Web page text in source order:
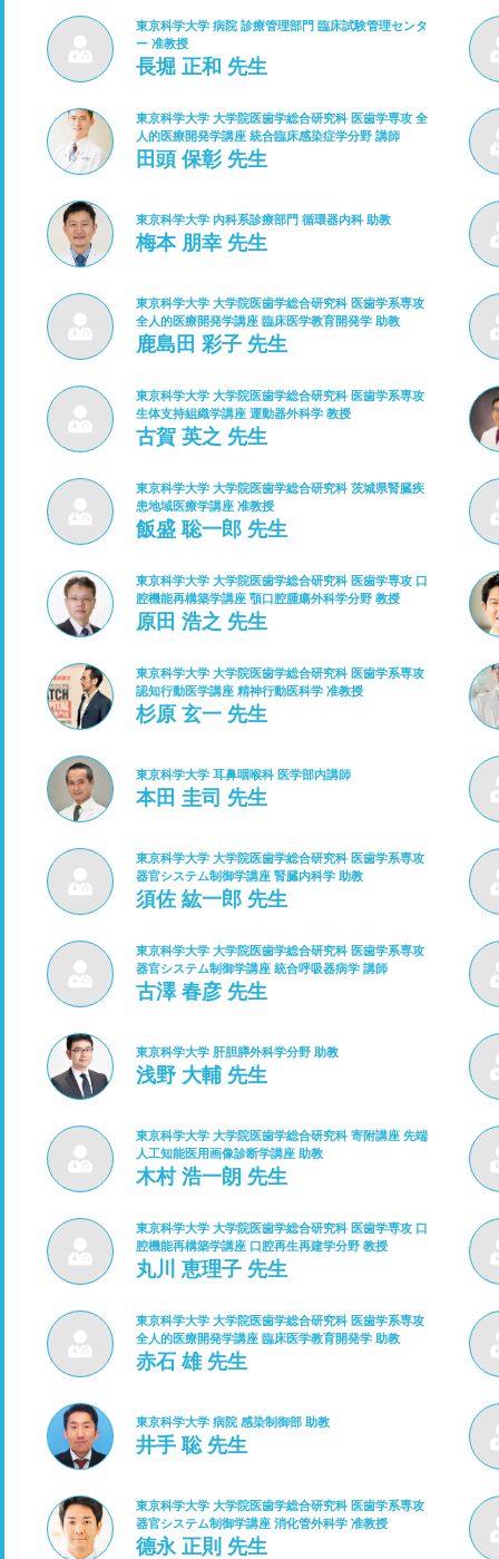
東京科学大学 病院 診療管理部門 臨床試験管理センタ
ー 准教授
長堀 正和 先生
東京科学大学 大学院医歯学総合研究科 医歯学専攻 全
人的医療開発学講座 統合臨床感染症学分野 講師
田頭 保彰 先生
東京科学大学 内科系診療部門 循環器内科 助教
梅本 朋幸 先生
東京科学大学 大学院医歯学総合研究科 医歯学系専攻
全人的医療開発学講座 臨床医学教育開発学 助教
鹿島田 彩子 先生
東京科学大学 大学院医歯学総合研究科 医歯学系専攻
生体支持組織学講座 運動器外科学 教授
古賀 英之 先生
東京科学大学 大学院医歯学総合研究科 茨城県腎臓疾
患地域医療学講座 准教授
飯盛 聡一郎 先生
東京科学大学 大学院医歯学総合研究科 医歯学専攻 口
腔機能再構築学講座 顎口腔腫瘍外科学分野 教授
原田 浩之 先生
東京科学大学 大学院医歯学総合研究科 医歯学系専攻
認知行動医学講座 精神行動医科学 准教授
杉原 玄一 先生
東京科学大学 耳鼻咽喉科 医学部内講師
本田 圭司 先生
東京科学大学 大学院医歯学総合研究科 医歯学系専攻
器官システム制御学講座 腎臓内科学 助教
須佐 紘一郎 先生
東京科学大学 大学院医歯学総合研究科 医歯学系専攻
器官システム制御学講座 統合呼吸器病学 講師
古澤 春彦 先生
東京科学大学 肝胆膵外科学分野 助教
浅野 大輔 先生
東京科学大学 大学院医歯学総合研究科 寄附講座 先端
人工知能医用画像診断学講座 助教
木村 浩一朗 先生
東京科学大学 大学院医歯学総合研究科 医歯学専攻 口
腔機能再構築学講座 口腔再生再建学分野 教授
丸川 恵理子 先生
東京科学大学 大学院医歯学総合研究科 医歯学系専攻
全人的医療開発学講座 臨床医学教育開発学 助教
赤石 雄 先生
東京科学大学 病院 感染制御部 助教
井手 聡 先生
東京科学大学 大学院医歯学総合研究科 医歯学系専攻
器官システム制御学講座 消化管外科学 准教授
德永 正則 先生